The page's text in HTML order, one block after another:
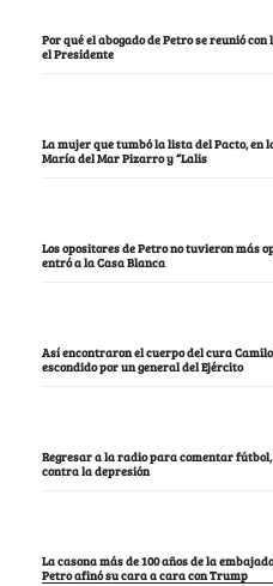
Por qué el abogado de Petro se reunió
el Presidente
La mujer que tumbó la lista del Pacto, en
María del Mar Pizarro y “Lalis
Los opositores de Petro no tuvieron más
entró a la Casa Blanca
Así encontraron el cuerpo del cura
escondido por un general del Ejército
Regresar a la radio para comentar
contra la depresión
La casona más de 100 años de la
Petro afinó su cara a cara con Trump